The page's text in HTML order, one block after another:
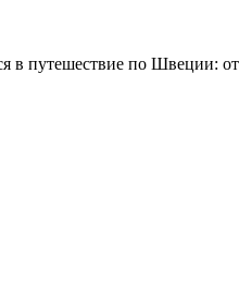
в путешествие по Швеции: